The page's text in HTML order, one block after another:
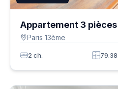
Appartement 3
Paris 13ème
2 ch.